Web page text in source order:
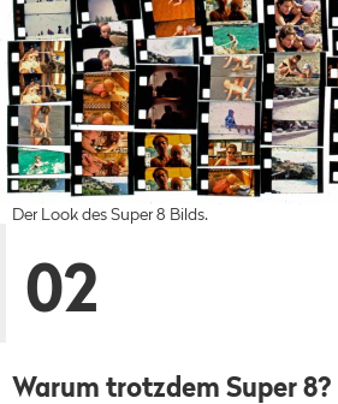
Der Look des Super 8 Bilds.
02
Warum trotzdem Super 8?